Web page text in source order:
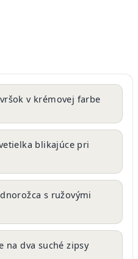
v krémovej farbe
blikajúce pri
s ružovými
na dva suché zipsy